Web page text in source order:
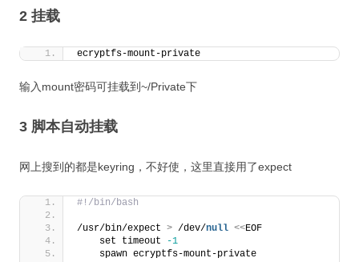
2 挂载
ecryptfs-mount-private
输入mount密码可挂载到~/Private下
3 脚本自动挂载
网上搜到的都是keyring，不好使，这里直接用了expect
#!/bin/bash
/usr/bin/expect > /dev/null <<EOF
    set timeout
-1
    spawn ecryptfs-mount-private